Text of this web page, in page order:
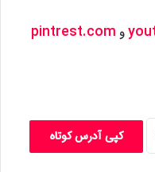
و pintrest.com
کپی آدرس کوتاه